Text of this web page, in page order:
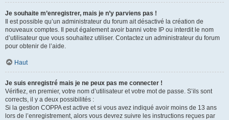
Je souhaite m’enregistrer, mais je n’y parviens pas !
Il est possible qu’un administrateur du forum ait désactivé la création de
nouveaux comptes. Il peut également avoir banni votre IP ou interdit le nom
d’utilisateur que vous souhaitez utiliser. Contactez un administrateur du forum
pour obtenir de l’aide.
Haut
Je suis enregistré mais je ne peux pas me connecter !
Vérifiez, en premier, votre nom d’utilisateur et votre mot de passe. S’ils sont
corrects, il y a deux possibilités :
Si la gestion COPPA est active et si vous avez indiqué avoir moins de 13 ans
lors de l’enregistrement, alors vous devrez suivre les instructions reçues par